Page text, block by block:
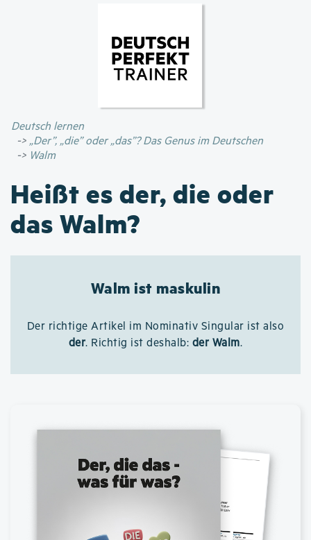
Inhalt
Deutsch lernen
„Der”, „die” oder „das”? Das Genus im Deutschen
Walm
Heißt es der, die oder
das Walm?
Walm ist maskulin
Der richtige Artikel im Nominativ Singular ist also
der. Richtig ist deshalb: der Walm.